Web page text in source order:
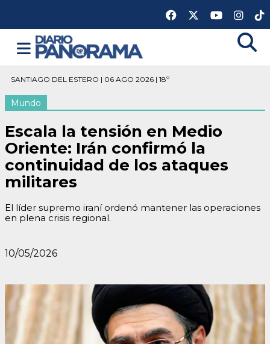
SANTIAGO DEL ESTERO | 06 AGO 2026 | 18º
Mundo
Escala la tensión en Medio
Oriente: Irán confirmó la
continuidad de los ataques
militares
El líder supremo iraní ordenó mantener las operaciones
en plena crisis regional.
10/05/2026